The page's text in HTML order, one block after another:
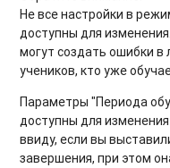
Не все настройки в
доступны для
могут создать ошибки в
учеников, кто уже
Параметры "Периода
доступны для
ввиду, если вы
завершения, при этом